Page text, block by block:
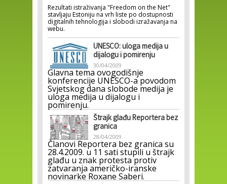
Rezultati istraživanja "Freedom on the Net"
stavljaju Estoniju na vrh liste po dostupnosti
digitalnih tehnologija i slobodi izražavanja na
webu.
UNESCO: uloga medija u
dijalogu i pomirenju
30/04/2009
Glavna tema ovogodišnje
konferencije UNESCO-a povodom
Svjetskog dana slobode medija je
uloga medija u dijalogu i
pomirenju.
Štrajk glađu Reportera bez
granica
28/04/2009
Članovi Reportera bez granica su
28.4.2009. u 11 sati stupili u štrajk
glađu u znak protesta protiv
zatvaranja američko-iranske
novinarke Roxane Saberi.